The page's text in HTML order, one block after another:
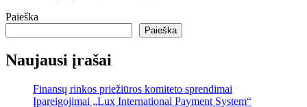
Paieška
Paieška
Naujausi įrašai
Finansų rinkos priežiūros komiteto sprendimai
Įpareigojimai „Lux International Payment System“